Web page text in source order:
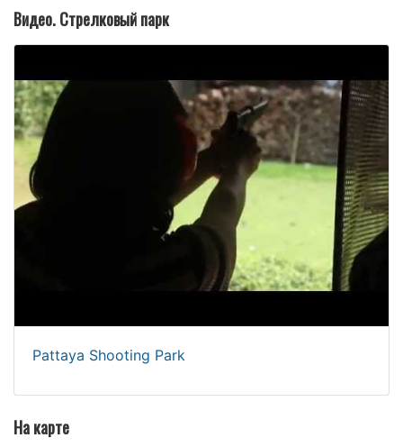
Видео. Стрелковый парк
Pattaya Shooting Park
На карте